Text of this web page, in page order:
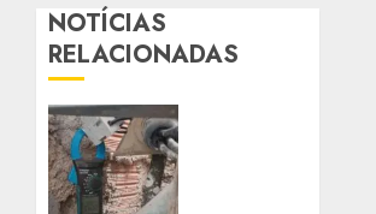
NOTÍCIAS
RELACIONADAS